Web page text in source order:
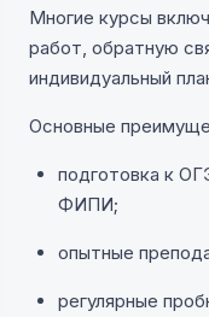
Многие курсы
работ, обратную
индивидуальный
Основные
подготовка к
ФИПИ;
опытные
регулярные